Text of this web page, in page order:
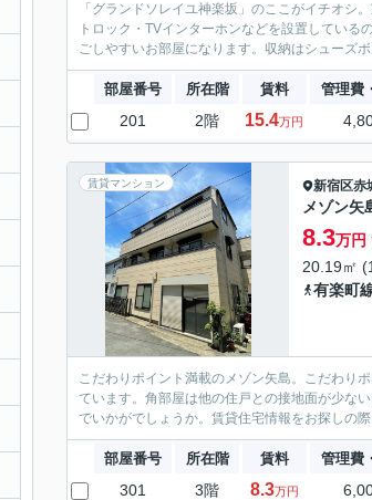
「グランドソレイユ神楽坂」のここがイチオシ
トロック・TVインターホンなどを設置してい
ごしやすいお部屋になります。収納はシューズ
部屋番号 所在階 賃料 管理費
201 2階 15.4万円
賃貸マンション 新宿区赤
メゾン矢
8.3万円
20.19㎡
有楽町
こだわりポイント満載のメゾン矢島。こだわり
ています。角部屋は他の住戸との接地面が少な
でいかがでしょうか。賃貸住宅情報をお探しの
部屋番号 所在階 賃料 管理費
301 3階 8.3万円